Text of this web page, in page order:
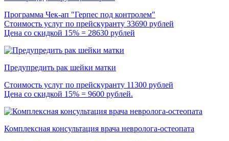
Программа Чек-ап "Герпес под контролем"
Стоимость услуг по прейскуранту 33690 рублей
Цена со скидкой 15% = 28630 рублей
Предупредить рак шейки матки
Стоимость услуг по прейскуранту 11300 рублей
Цена со скидкой 15% = 9600 рублей.
Комплексная консультация врача невролога-остеопата